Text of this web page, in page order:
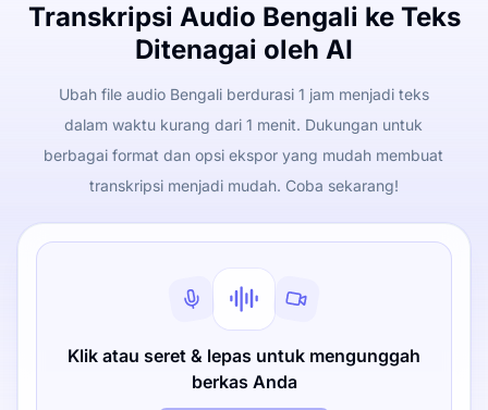
Transkripsi Audio Bengali ke Teks
Ditenagai oleh AI
Ubah file audio Bengali berdurasi 1 jam menjadi teks
dalam waktu kurang dari 1 menit. Dukungan untuk
berbagai format dan opsi ekspor yang mudah membuat
transkripsi menjadi mudah. Coba sekarang!
Klik atau seret & lepas untuk mengunggah
berkas Anda